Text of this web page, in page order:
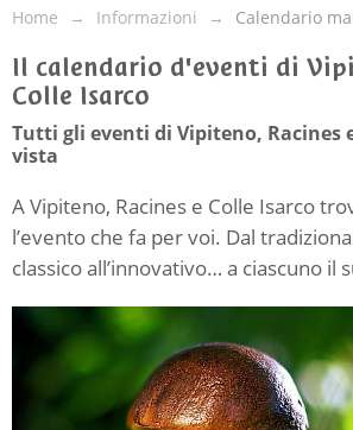
Home Informazioni Calendario
Il calendario d'eventi di
Colle Isarco
Tutti gli eventi di Vipiteno, Racines
vista
A Vipiteno, Racines e Colle Isarco
l’evento che fa per voi. Dal
classico all’innovativo… a ciascuno il